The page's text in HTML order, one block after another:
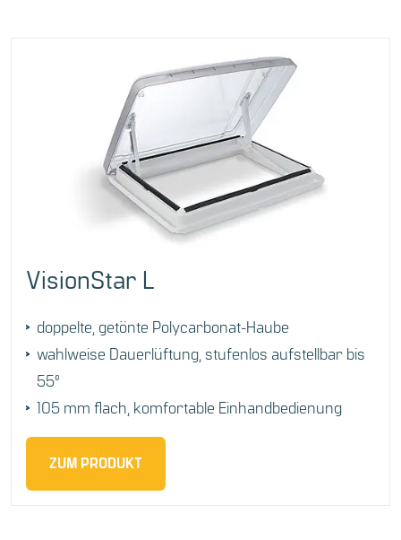
VisionStar L
doppelte, getönte Polycarbonat-Haube
wahlweise Dauerlüftung, stufenlos aufstellbar bis
55°
105 mm flach, komfortable Einhandbedienung
ZUM PRODUKT